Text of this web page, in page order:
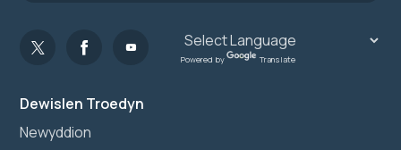
Dewislen Troedyn
Newyddion
Powered by Translate